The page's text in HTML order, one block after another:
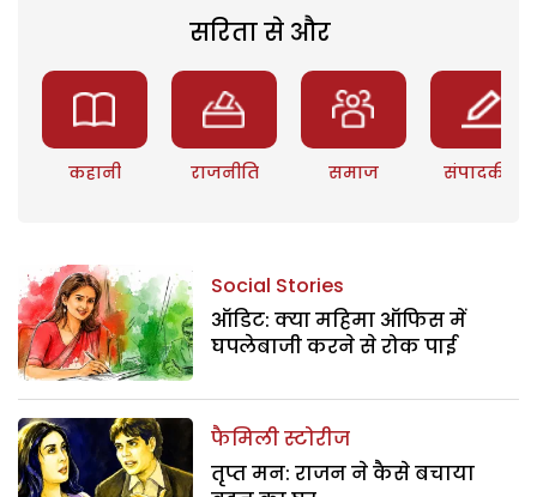
सरिता से और
कहानी राजनीति समाज संपादकीय
Social Stories
ऑडिट: क्या महिमा ऑफिस में
घपलेबाजी करने से रोक पाई
फैमिली स्टोरीज
तृप्त मन: राजन ने कैसे बचाया